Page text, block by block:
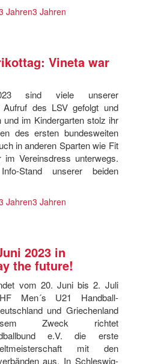
Jahren3 Jahren
Vineta war
sind viele unserer
Aufruf des LSV gefolgt und
und im Kindergarten stolz ihr
des ersten bundesweiten
in anderen Sparten wie Fit
Vereinsdress unterwegs.
Stand unserer beiden
Jahren3 Jahren
2023 in
the future!
vom 20. Juni bis 2. Juli
Men´s U21 Handball-
und Griechenland
Zweck richtet
e.V. die erste
mit den
aus. In Schleswig-